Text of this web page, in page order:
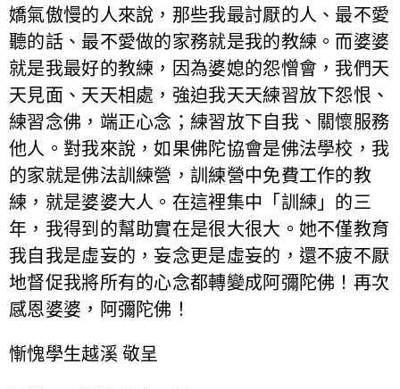
嬌氣傲慢的人來說，那些我最討厭的人、最不愛
聽的話、最不愛做的家務就是我的教練。而婆婆
就是我最好的教練，因為婆媳的怨憎會，我們天
天見面、天天相處，強迫我天天練習放下怨恨、
練習念佛，端正心念；練習放下自我、關懷服務
他人。對我來說，如果佛陀協會是佛法學校，我
的家就是佛法訓練營，訓練營中免費工作的教
練，就是婆婆大人。在這裡集中「訓練」的三
年，我得到的幫助實在是很大很大。她不僅教育
我自我是虛妄的，妄念更是虛妄的，還不疲不厭
地督促我將所有的心念都轉變成阿彌陀佛！再次
感恩婆婆，阿彌陀佛！
慚愧學生越溪 敬呈